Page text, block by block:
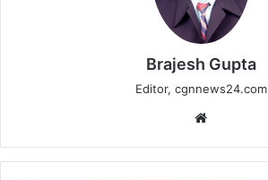
Brajesh Gupta
Editor, cgnnews24.com